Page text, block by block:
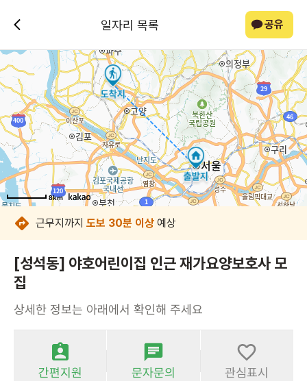
일자리 목록 공유
8km
8km
8km
8km
8km
8km
8km
8km
근무지까지 도보 30분 이상 예상
[성석동] 야호어린이집 인근 재가요양보호사 모
집
상세한 정보는 아래에서 확인해 주세요
간편지원 문자문의 관심표시